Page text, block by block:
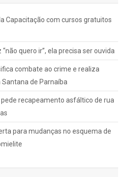
Capacitação com cursos gratuitos
quero ir”, ela precisa ser ouvida
combate ao crime e realiza
de Parnaíba
recapeamento asfáltico de rua
para mudanças no esquema de